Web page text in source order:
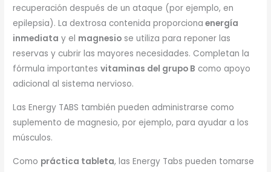
recuperación después de un ataque (por ejemplo, en
epilepsia). La dextrosa contenida proporciona energía
inmediata y el magnesio se utiliza para reponer las
reservas y cubrir las mayores necesidades. Completan la
fórmula importantesvitaminas del grupo B como apoyo
adicional al sistema nervioso.
Las Energy TABS también pueden administrarse como
suplemento de magnesio, por ejemplo, para ayudar a los
músculos.
Como práctica tableta, las Energy Tabs pueden tomarse